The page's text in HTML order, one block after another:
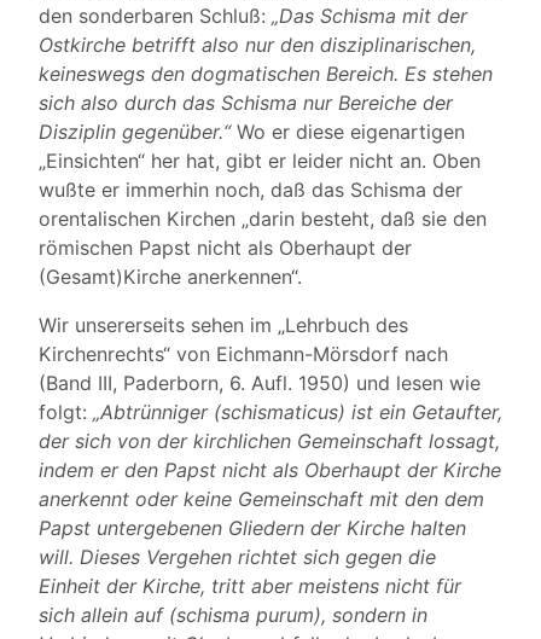
den sonderbaren Schluß: „Das Schisma mit der
Ostkirche betrifft also nur den disziplinarischen,
keineswegs den dogmatischen Bereich. Es stehen
sich also durch das Schisma nur Bereiche der
Disziplin gegenüber.“Wo er diese eigenartigen
„Einsichten“ her hat, gibt er leider nicht an. Oben
wußte er immerhin noch, daß das Schisma der
orentalischen Kirchen „darin besteht, daß sie den
römischen Papst nicht als Oberhaupt der
(Gesamt)Kirche anerkennen“.
Wir unsererseits sehen im „Lehrbuch des
Kirchenrechts“ von Eichmann-Mörsdorf nach
(Band III, Paderborn, 6. Aufl. 1950) und lesen wie
folgt: „Abtrünniger (schismaticus) ist ein Getaufter,
der sich von der kirchlichen Gemeinschaft lossagt,
indem er den Papst nicht als Oberhaupt der Kirche
anerkennt oder keine Gemeinschaft mit den dem
Papst untergebenen Gliedern der Kirche halten
will. Dieses Vergehen richtet sich gegen die
Einheit der Kirche, tritt aber meistens nicht für
sich allein auf (schisma purum), sondern in